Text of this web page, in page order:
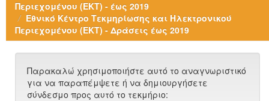
Περιεχομένου (ΕΚΤ) - έως 2019
Εθνικό Κέντρο Τεκμηρίωσης και Ηλεκτρονικού
Περιεχομένου (ΕΚΤ) - Δράσεις έως 2019
Παρακαλώ χρησιμοποιήστε αυτό το αναγνωριστικό
για να παραπέμψετε ή να δημιουργήσετε
σύνδεσμο προς αυτό το τεκμήριο: